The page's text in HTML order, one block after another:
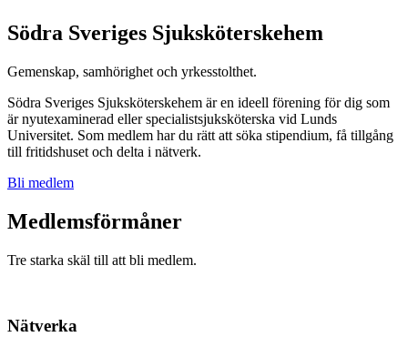
Södra Sveriges Sjuksköterskehem
Gemenskap, samhörighet och yrkesstolthet.
Södra Sveriges Sjuksköterskehem är en ideell förening för dig som
är nyutexaminerad eller specialistsjuksköterska vid Lunds
Universitet. Som medlem har du rätt att söka stipendium, få tillgång
till fritidshuset och delta i nätverk.
Bli medlem
Medlemsförmåner
Tre starka skäl till att bli medlem.
Nätverka